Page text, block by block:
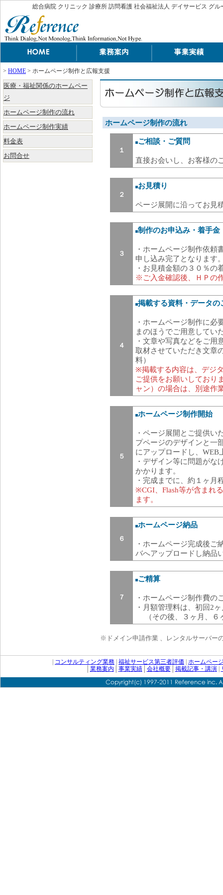
総合病院 クリニック 診療所 訪問看護 社会福祉法人 デイサービス グ
> HOME > ホームページ制作と広報支援
医療・福祉関係のホームペー
ジ
ホームページ制作の流れ
ホームページ制作実績
料金表
お問合せ
ホームページ制作の流れ
１
ご相談・ご質問
直接お会いし、お客様の
２
お見積り
ページ展開に沿ってお見
３
制作のお申込み・着手金
・ホームページ制作依頼
申し込み完了となります
・お見積金額の３０％の
※ご入金確認後、ＨＰの
４
掲載する資料・データの
・ホームページ制作に必
まのほうでご用意してい
・文章や写真などをご用
取材させていただき文章
料）
※掲載する内容は、デジ
ご提供をお願いしており
ャン）の場合は、別途作
５
ホームページ制作開始
・ページ展開とご提供い
プページのデザインと一
にアップロードし、WEB
・デザイン等に問題がな
かかります。
・完成までに、約１ヶ月
※CGI、Flash等が含まれ
ます。
６
ホームページ納品
・ホームページ完成後ご
バへアップロードし納品
７
ご精算
・ホームページ制作費の
・月額管理料は、初回2
（その後、３ヶ月、６
※ドメイン申請作業 、レンタルサーバー
コンサルティング業務 福祉サービス第三者評価
ホームペー
業務案内 事業実績│ 会社概要│ 掲載記事・講演|